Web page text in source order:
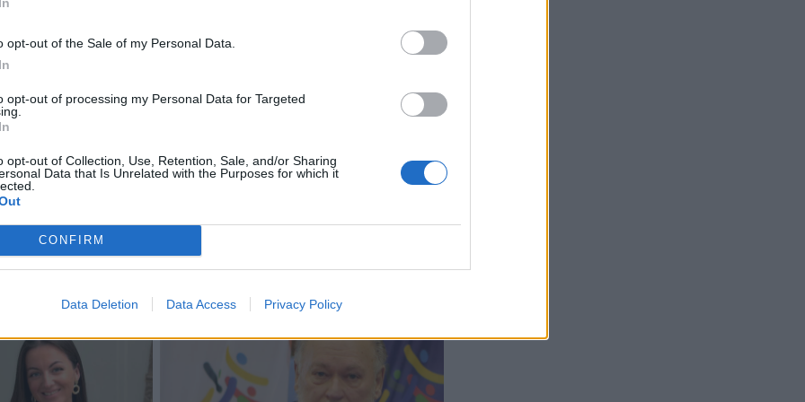
opt-out of the Sale of my Personal Data.
opt-out of processing my Personal Data for Targeted
opt-out of Collection, Use, Retention, Sale, and/or Sharing
Data that Is Unrelated with the Purposes for which it
CONFIRM
Data Deletion Data Access Privacy Policy
komandos savanoris.
ekskavatoriumi, kuriuo nukastas tvenkinio šlaitas.
lynu ir ekskavatoriumi saugiai ištraukta ant kranto.
gyvūnas nenukentėjo.